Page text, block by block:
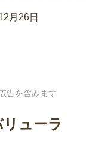
月26日
告を含みます
リューラ